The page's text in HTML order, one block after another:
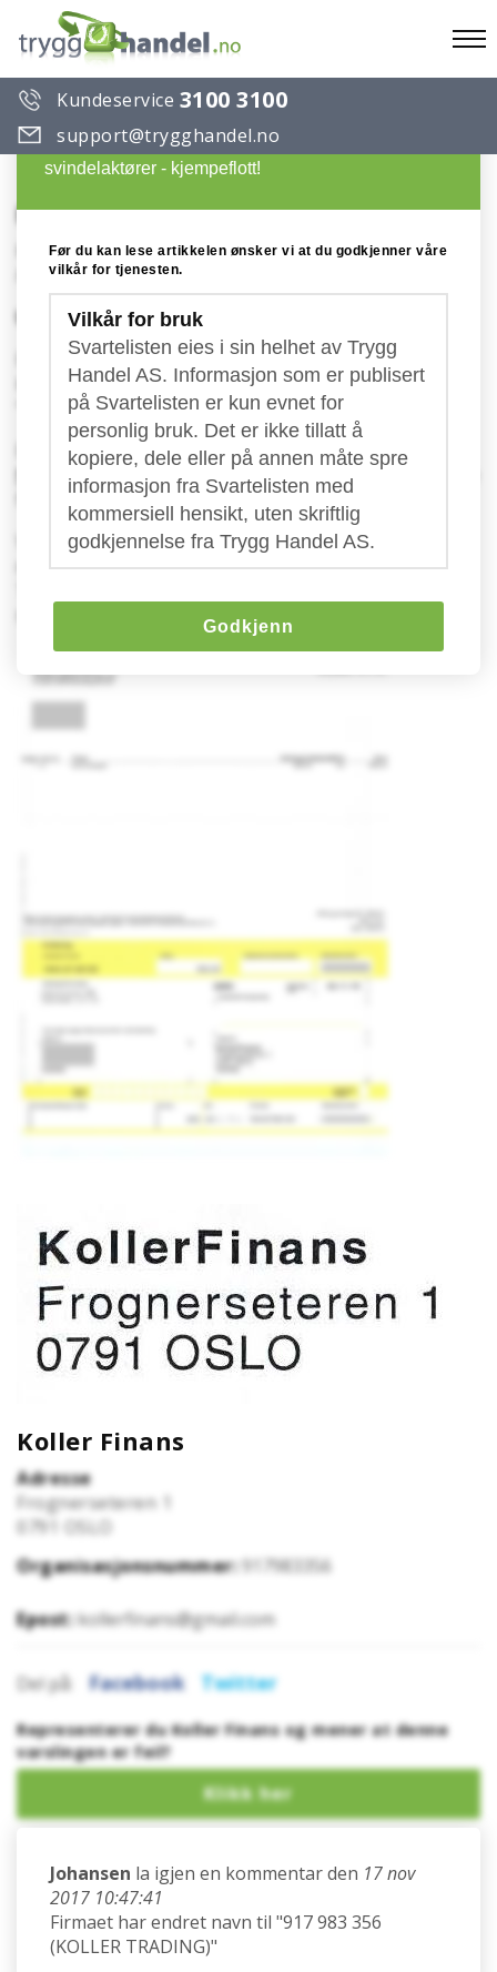
Kundeservice 3100 3100
support@trygghandel.no
Koller Finans
Konto: 1644.27.92120
Publisert: 21.11.2016
Utsending av falske fakturaer fra Koller Finans
Flere bedrifter har de siste dagene mottatt et
kravbrev fra firmaet Koller Finans, for en
"Kontrollavgift" pålydende 935 kr.
Enkeltpersonforetaket Koller Finanser registrert
først 4. november 2016 , og bruker en gmail-adresse
for "kundekontakt".
Vi fraråder på det sterkeste å utføre betaling hvis
dere mottar en slik faktura.
Koller Finans
Adresse
Frognerseteren 1
0791
OSLO
Organisasjonsnummer: 917983356
Epost:kollerfinans@gmail.com
Del på: Facebook Twitter
Representerer du Koller Finans og mener at denne
varslingen er feil?
Svarteliste over useriøse selskaper og
svindelaktører - kjempeflott!
Før du kan lese artikkelen ønsker vi at du godkjenner våre
vilkår for tjenesten.
Vilkår for bruk
Svartelisten eies i sin helhet av Trygg
Handel AS. Informasjon som er publisert
på Svartelisten er kun evnet for
personlig bruk. Det er ikke tillatt å
kopiere, dele eller på annen måte spre
informasjon fra Svartelisten med
kommersiell hensikt, uten skriftlig
godkjennelse fra Trygg Handel AS.
Godkjenn
Johansen la igjen en kommentar den 17 nov
2017 10:47:41
Firmaet har endret navn til "917 983 356
(KOLLER TRADING)"